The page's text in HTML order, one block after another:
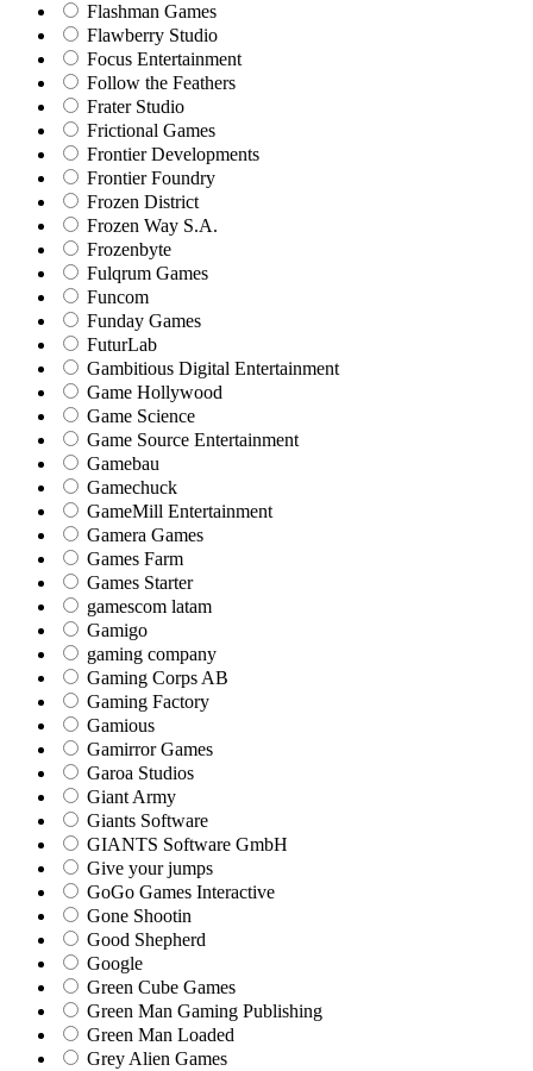
Flashman Games
Flawberry Studio
Focus Entertainment
Follow the Feathers
Frater Studio
Frictional Games
Frontier Developments
Frontier Foundry
Frozen District
Frozen Way S.A.
Frozenbyte
Fulqrum Games
Funcom
Funday Games
FuturLab
Gambitious Digital Entertainment
Game Hollywood
Game Science
Game Source Entertainment
Gamebau
Gamechuck
GameMill Entertainment
Gamera Games
Games Farm
Games Starter
gamescom latam
Gamigo
gaming company
Gaming Corps AB
Gaming Factory
Gamious
Gamirror Games
Garoa Studios
Giant Army
Giants Software
GIANTS Software GmbH
Give your jumps
GoGo Games Interactive
Gone Shootin
Good Shepherd
Google
Green Cube Games
Green Man Gaming Publishing
Green Man Loaded
Grey Alien Games